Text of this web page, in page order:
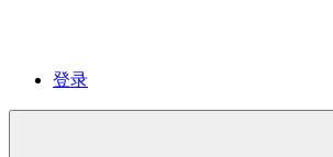
登录